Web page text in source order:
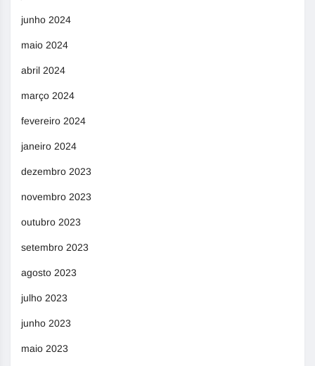
junho 2024
maio 2024
abril 2024
março 2024
fevereiro 2024
janeiro 2024
dezembro 2023
novembro 2023
outubro 2023
setembro 2023
agosto 2023
julho 2023
junho 2023
maio 2023